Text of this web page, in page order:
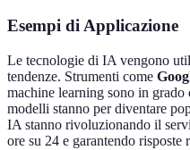
Esempi di Applicazione
Le tecnologie di IA vengono
tendenze. Strumenti come
machine learning sono in
modelli stanno per diventare
IA stanno rivoluzionando il
ore su 24 e garantendo